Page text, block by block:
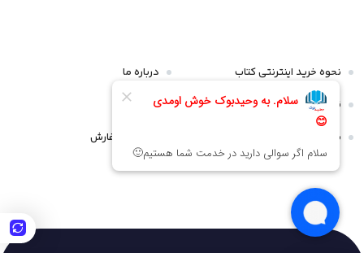
نحوه خرید اینترنتی کتاب
قوانین و مقررات
سیاست مرجوعی و عودت
درباره ما
تماس با ما
پیگیری سفارش